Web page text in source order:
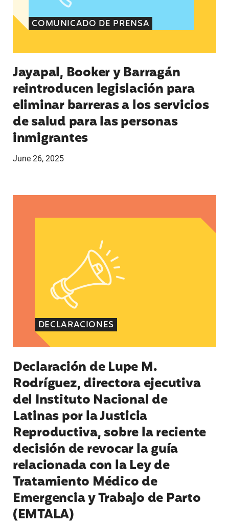
COMUNICADO DE PRENSA
Jayapal, Booker y Barragán
reintroducen legislación para
eliminar barreras a los servicios
de salud para las personas
inmigrantes
June 26, 2025
DECLARACIONES
Declaración de Lupe M.
Rodríguez, directora ejecutiva
del Instituto Nacional de
Latinas por la Justicia
Reproductiva, sobre la reciente
decisión de revocar la guía
relacionada con la Ley de
Tratamiento Médico de
Emergencia y Trabajo de Parto
(EMTALA)